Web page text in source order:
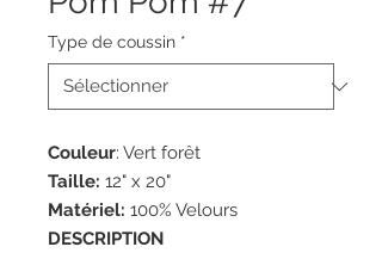
Type de coussin *
Couleur: Vert forêt
Taille: 12" x 20"
Matériel: 100% Velours
DESCRIPTION